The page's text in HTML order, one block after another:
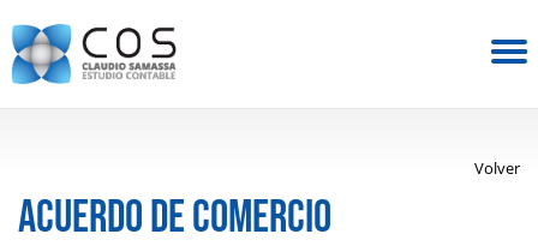
Volver
ACUERDO DE COMERCIO